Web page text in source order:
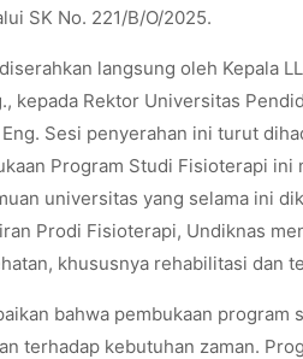
SK No. 221/B/O/2025.
langsung oleh Kepala
kepada Rektor Universitas
Eng. Sesi penyerahan ini turut
Program Studi Fisioterapi
universitas yang selama ini
Prodi Fisioterapi, Undiknas
khususnya rehabilitasi dan
bahwa pembukaan
terhadap kebutuhan zaman.